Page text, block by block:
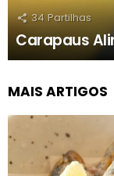
34 Partilhas
Carapaus
MAIS ARTIGOS